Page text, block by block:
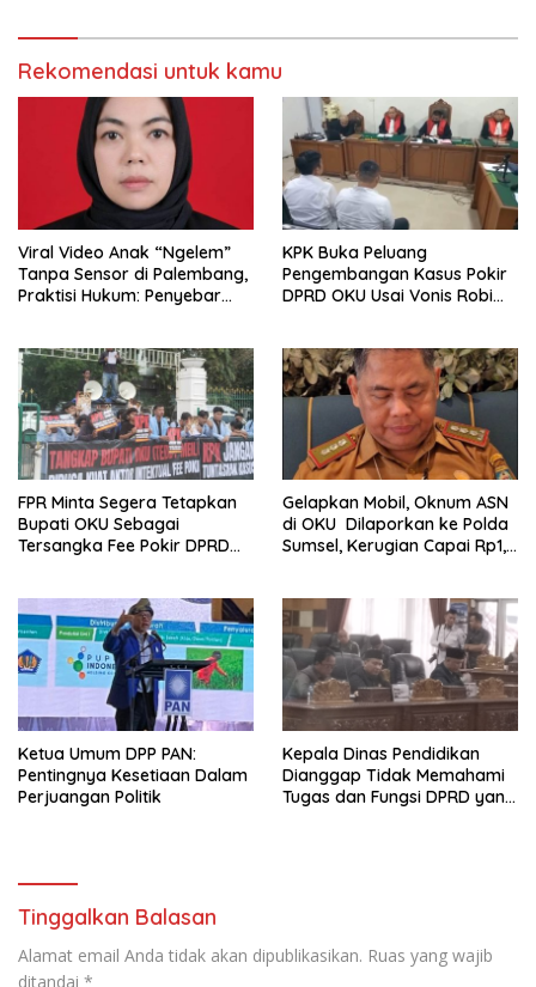
Rekomendasi untuk kamu
Viral Video Anak “Ngelem”
Tanpa Sensor di Palembang,
Praktisi Hukum: Penyebar
KPK Buka Peluang
Pengembangan Kasus Pokir
DPRD OKU Usai Vonis Robi
FPR Minta Segera Tetapkan
Bupati OKU Sebagai
Tersangka Fee Pokir DPRD
Gelapkan Mobil, Oknum ASN
di OKU Dilaporkan ke Polda
Sumsel, Kerugian Capai Rp1,2
Ketua Umum DPP PAN:
Pentingnya Kesetiaan Dalam
Perjuangan Politik
Kepala Dinas Pendidikan
Dianggap Tidak Memahami
Tugas dan Fungsi DPRD yang
Tinggalkan Balasan
Alamat email Anda tidak akan dipublikasikan. Ruas yang wajib
ditandai *